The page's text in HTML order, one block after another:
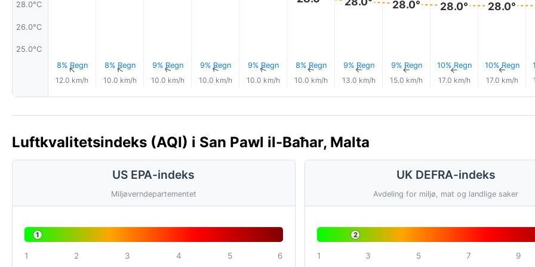
28.0°C
26.0°C
25.0°C
8% Regn
↑
12.0 km/h
8% Regn
↑
10.0 km/h
9% Regn
↑
10.0 km/h
9% Regn
↑
10.0 km/h
9% Regn
↑
10.0 km/h
8% Regn
↑
10.0 km/h
9% Regn
↑
13.0 km/h
28.0°
9% Regn
↑
15.0 km/h
28.0°
10% Regn
↑
17.0 km/h
28.0°
10% Regn
↑
17.0 km/h
Luftkvalitetsindeks (AQI) i San Pawl il-Baħar, Malta
US EPA-indeks
Miljøverndepartementet
1
1 2 3 4 5 6
UK DEFRA-indeks
Avdeling for miljø, mat og landlige saker
2
1 3 5 7 9